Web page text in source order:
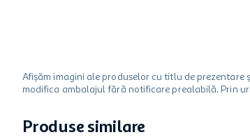
Afișăm imagini ale produselor cu titlu de
modifica ambalajul fără notificare prealabilă. Prin
Produse similare